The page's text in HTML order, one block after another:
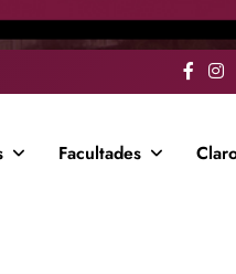
Facultades